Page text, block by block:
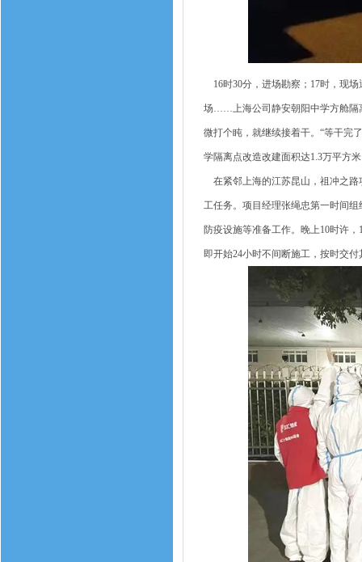
16时30分，进场勘察；17时，现场
场……上海公司静安朝阳中学方舱隔
微打个盹，就继续接着干。“等干完
学隔离点改造改建面积达1.3万平方
在紧邻上海的江苏昆山，祖冲之路
工任务。项目经理张绳忠第一时间
防疫设施等准备工作。晚上10时许
即开始24小时不间断施工，按时交